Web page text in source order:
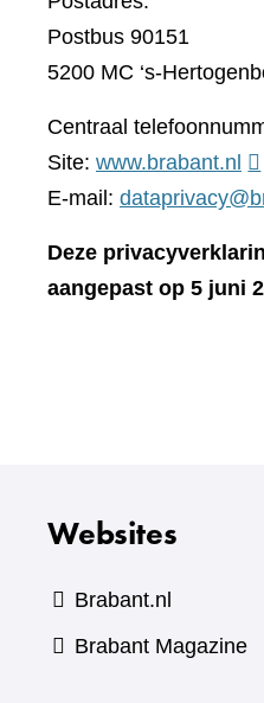
Postbus 90151
5200 MC ‘s-
Centraal
Site: www.brabant.nl
E-mail:
Deze
aangepast op 5 juni
Websites
Brabant.nl
Brabant Magazine